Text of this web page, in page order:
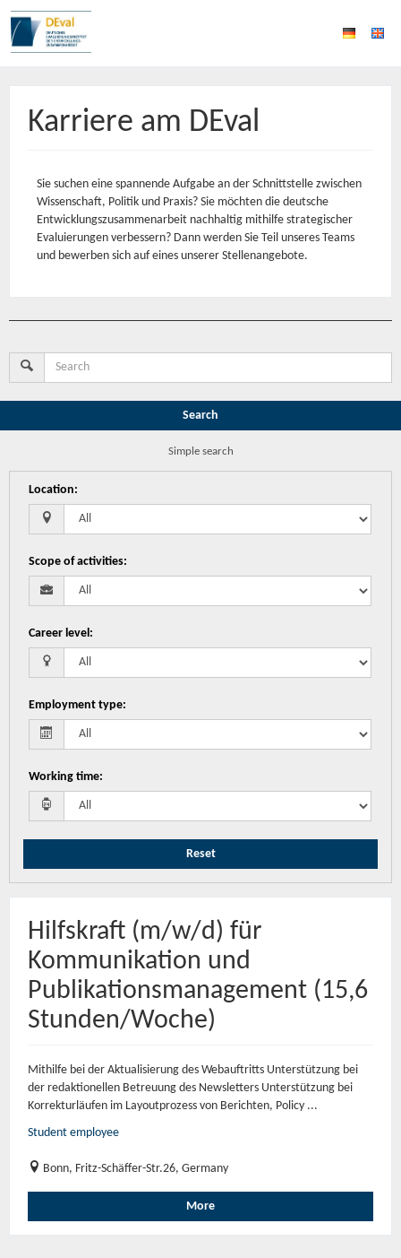
Karriere am DEval
Sie suchen eine spannende Aufgabe an der Schnittstelle zwischen
Wissenschaft, Politik und Praxis? Sie möchten die deutsche
Entwicklungszusammenarbeit nachhaltig mithilfe strategischer
Evaluierungen verbessern? Dann werden Sie Teil unseres Teams
und bewerben sich auf eines unserer Stellenangebote.
Search
Simple search
Location:
Scope of activities:
Career level:
Employment type:
Working time:
Reset
Hilfskraft (m/w/d) für
Kommunikation und
Publikationsmanagement (15,6
Stunden/Woche)
Mithilfe bei der Aktualisierung des Webauftritts Unterstützung bei
der redaktionellen Betreuung des Newsletters Unterstützung bei
Korrekturläufen im Layoutprozess von Berichten, Policy ...
Student employee
Bonn, Fritz-Schäffer-Str.26, Germany
More